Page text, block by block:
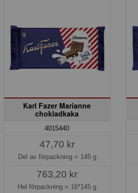
Karl Fazer Marianne
chokladkaka
4015440
47,70 kr
Del av förpackning = 145 g
763,20 kr
Hel förpackning = 16*145 g